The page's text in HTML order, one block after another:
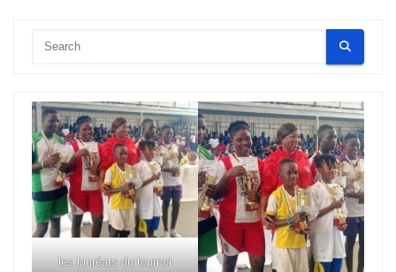
les lauréats du tournoi